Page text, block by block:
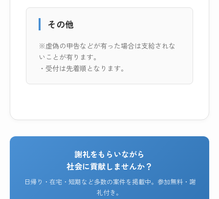
その他
※虚偽の申告などが有った場合は支給されな
いことが有ります。
・受付は先着順となります。
謝礼をもらいながら
社会に貢献しませんか？
日帰り・在宅・短期など多数の案件を掲載中。参加無料・謝
礼付き。